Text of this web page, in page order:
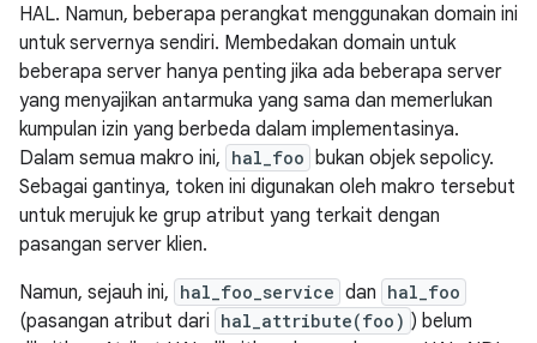
HAL. Namun, beberapa perangkat menggunakan domain ini
untuk servernya sendiri. Membedakan domain untuk
beberapa server hanya penting jika ada beberapa server
yang menyajikan antarmuka yang sama dan memerlukan
kumpulan izin yang berbeda dalam implementasinya.
Dalam semua makro ini, hal_foo bukan objek sepolicy.
Sebagai gantinya, token ini digunakan oleh makro tersebut
untuk merujuk ke grup atribut yang terkait dengan
pasangan server klien.
Namun, sejauh ini, hal_foo_service dan hal_foo
(pasangan atribut dari hal_attribute(foo) ) belum